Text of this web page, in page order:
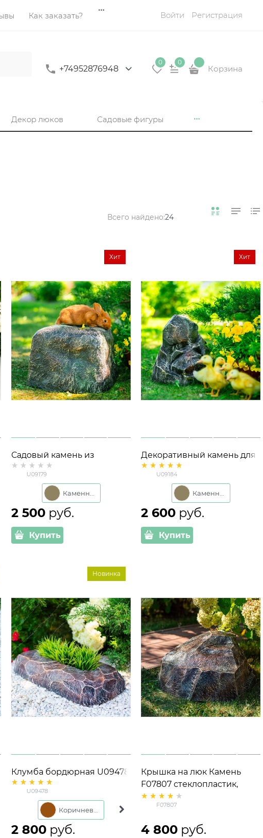
Как заказать? Войти Регистрация
+74952876948
0 0
Корзина
Декор люков Садовые фигуры
Всего найдено:24
Садовый камень из
стеклопластика для дачи
U09179 ширина 35 см
U09179
Хит
2 500 руб.
Купить
Декоративный камень для
септика из стеклопластика
U09184 ширина 35 см
U09184
Хит
2 600 руб.
Купить
Клумба бордюрная U09478
стеклопластик 60*31*11 см
U09478
Серый
Новинка
2 800 руб.
Крышка на люк Камень
F07807 стеклопластик,
ширина 59 см
F07807
4 800 руб.